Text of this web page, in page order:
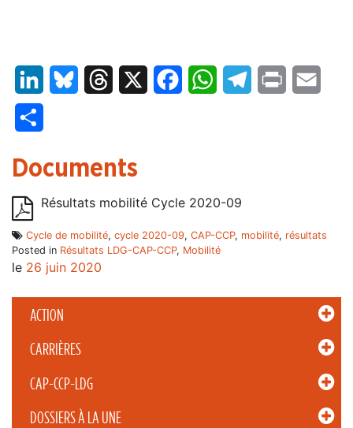
ACTION
CARRIÈRES
CAP-CCP-LDG
DOSSIERS À LA UNE
LinkedInBluesky Threads FacebookWhatsAppTelegram
Print
Documents
Résultats mobilité Cycle 2020-09
Cycle de mobilité, cycle 2020-09, CAP-CCP, mobilité, résultats
Posted in Résultats LDG-CAP-CCP, Mobilité
le 26 juin 2020